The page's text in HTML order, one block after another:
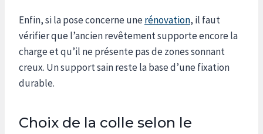
Enfin, si la pose concerne unerénovation, il faut
vérifier que l’ancien revêtement supporte encore la
charge et qu’il ne présente pas de zones sonnant
creux. Un support sain reste la base d’une fixation
durable.
Choix de la colle selon le